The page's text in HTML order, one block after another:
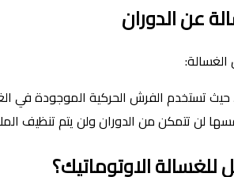
عن الدوران
حيث تستخدم الفرش الحركية الموجودة في
لن تتمكن من الدوران ولن يتم
الاوتوماتيك؟